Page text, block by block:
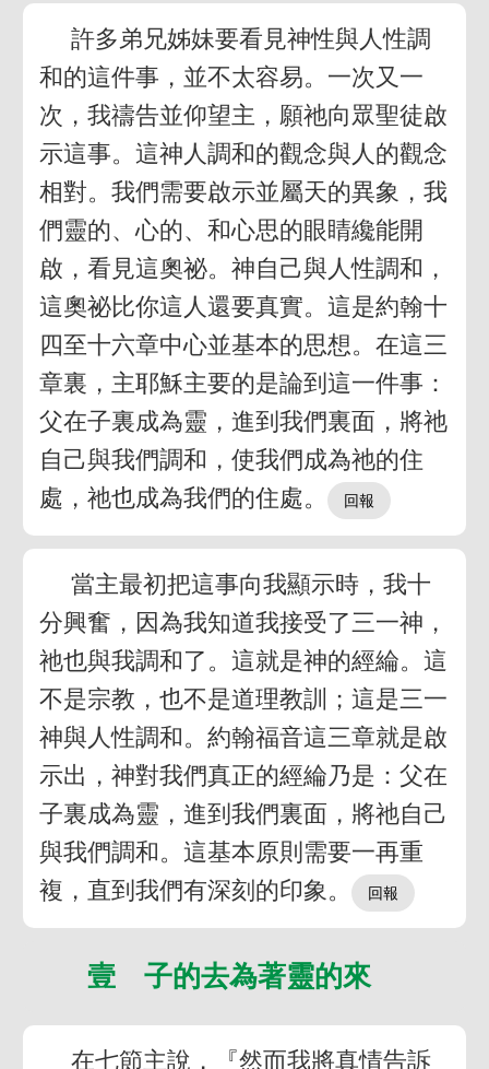
許多弟兄姊妹要看見神性與人性調
和的這件事，並不太容易。一次又一
次，我禱告並仰望主，願祂向眾聖徒啟
示這事。這神人調和的觀念與人的觀念
相對。我們需要啟示並屬天的異象，我
們靈的、心的、和心思的眼睛纔能開
啟，看見這奧祕。神自己與人性調和，
這奧祕比你這人還要真實。這是約翰十
四至十六章中心並基本的思想。在這三
章裏，主耶穌主要的是論到這一件事：
父在子裏成為靈，進到我們裏面，將祂
自己與我們調和，使我們成為祂的住
處，祂也成為我們的住處。
當主最初把這事向我顯示時，我十
分興奮，因為我知道我接受了三一神，
祂也與我調和了。這就是神的經綸。這
不是宗教，也不是道理教訓；這是三一
神與人性調和。約翰福音這三章就是啟
示出，神對我們真正的經綸乃是：父在
子裏成為靈，進到我們裏面，將祂自己
與我們調和。這基本原則需要一再重
複，直到我們有深刻的印象。
壹 子的去為著靈的來
在七節主說，『然而我將真情告訴